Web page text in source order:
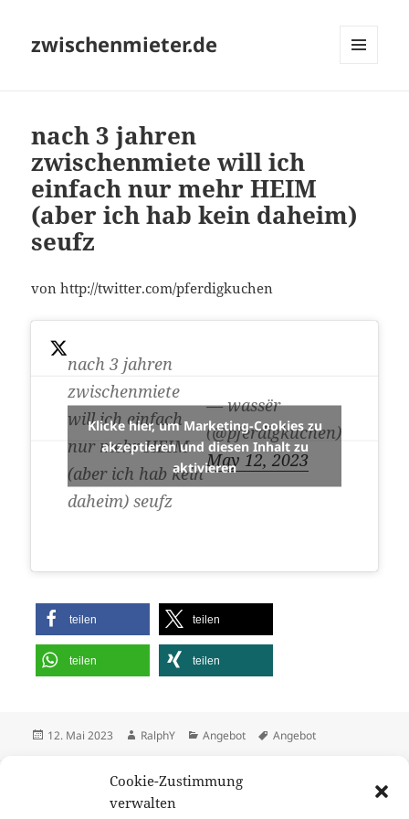
Cookie-Zustimmung
verwalten
zwischenmieter.de
nach 3 jahren
zwischenmiete will ich
einfach nur mehr HEIM
(aber ich hab kein daheim)
seufz
von http://twitter.com/pferdigkuchen
nach 3 jahren
zwischenmiete
will ich einfach
nur mehr HEIM
(aber ich hab kein
daheim) seufz
— wassër
(@pferdigkuchen)
May 12, 2023
Klicke hier, um Marketing-Cookies zu
akzeptieren und diesen Inhalt zu
aktivieren
teilen teilen
teilen teilen
Veröffentlicht
12. Mai 2023 Autor
RalphY Kategorien
Angebot Schlagwörter
Angebot
Do your magic BerlinBubble: Suche